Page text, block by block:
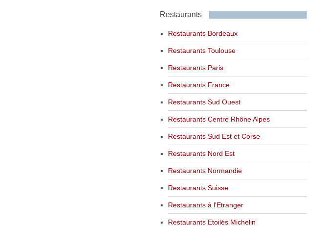
Restaurants
Restaurants Bordeaux
Restaurants Toulouse
Restaurants Paris
Restaurants France
Restaurants Sud Ouest
Restaurants Centre Rhône Alpes
Restaurants Sud Est et Corse
Restaurants Nord Est
Restaurants Normandie
Restaurants Suisse
Restaurants à l’Etranger
Restaurants Etoilés Michelin